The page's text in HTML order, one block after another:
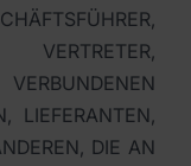
LIEFERANTEN,
DIE AN